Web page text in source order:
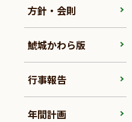
方針・会則
鯱城かわら版
行事報告
年間計画